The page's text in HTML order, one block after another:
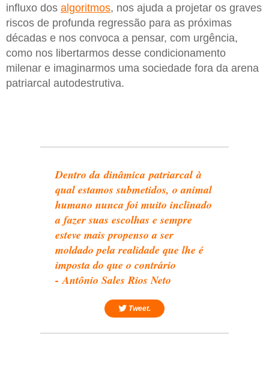
influxo dos algoritmos, nos ajuda a projetar os graves
riscos de profunda regressão para as próximas
décadas e nos convoca a pensar, com urgência,
como nos libertarmos desse condicionamento
milenar e imaginarmos uma sociedade fora da arena
patriarcal autodestrutiva.
Dentro da dinâmica patriarcal à
qual estamos submetidos, o animal
humano nunca foi muito inclinado
a fazer suas escolhas e sempre
esteve mais propenso a ser
moldado pela realidade que lhe é
imposta do que o contrário
- Antônio Sales Rios Neto
Tweet.